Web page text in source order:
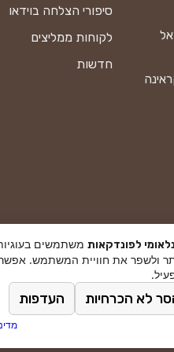
סיפורי הצלחה בוידאו
לקוחות ממליצים
חדשות
משתמשים
ולשפר את חוויית המשתמש.
לא הכרחיות העדפות